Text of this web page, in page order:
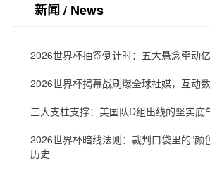
新闻 / News
2026世界杯抽签倒计时：五大悬念牵动
2026世界杯揭幕战刷爆全球社媒，互动
三大支柱支撑：美国队D组出线的坚实底
2026世界杯暗线法则：裁判口袋里的“颜
历史